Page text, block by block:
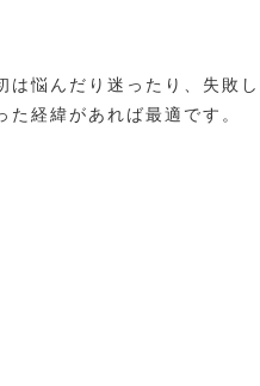
悩んだり迷ったり、失敗
経緯があれば最適です。